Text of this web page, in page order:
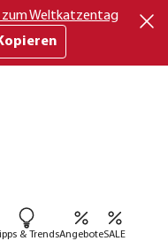
Weltkatzentag
& TrendsAngeboteSALE